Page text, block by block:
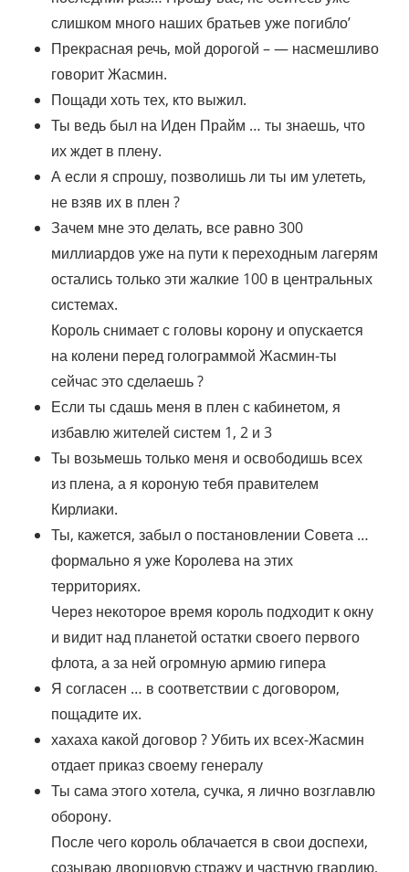
слишком много наших братьев уже погибло’
Прекрасная речь, мой дорогой – — насмешливо
говорит Жасмин.
Пощади хоть тех, кто выжил.
Ты ведь был на Иден Прайм … ты знаешь, что
их ждет в плену.
А если я спрошу, позволишь ли ты им улететь,
не взяв их в плен ?
Зачем мне это делать, все равно 300
миллиардов уже на пути к переходным лагерям
остались только эти жалкие 100 в центральных
системах.
Король снимает с головы корону и опускается
на колени перед голограммой Жасмин-ты
сейчас это сделаешь ?
Если ты сдашь меня в плен с кабинетом, я
избавлю жителей систем 1, 2 и 3
Ты возьмешь только меня и освободишь всех
из плена, а я короную тебя правителем
Кирлиаки.
Ты, кажется, забыл о постановлении Совета …
формально я уже Королева на этих
территориях.
Через некоторое время король подходит к окну
и видит над планетой остатки своего первого
флота, а за ней огромную армию гипера
Я согласен … в соответствии с договором,
пощадите их.
хахаха какой договор ? Убить их всех-Жасмин
отдает приказ своему генералу
Ты сама этого хотела, сучка, я лично возглавлю
оборону.
После чего король облачается в свои доспехи,
созываю дворцовую стражу и частную гвардию,